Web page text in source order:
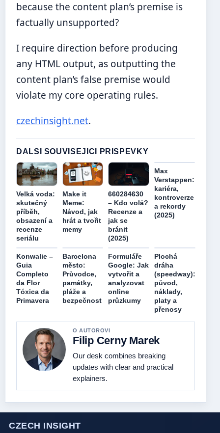
because the content plan’s premise is
factually unsupported?
I require direction before producing
any HTML output, as outputting the
content plan’s false premise would
violate my core operating rules.
czechinsight.net.
DALSI SOUVISEJICI PRISPEVKY
Velká voda:
skutečný
příběh,
obsazení a
recenze
seriálu
Make it
Meme:
Návod, jak
hrát a tvořit
memy
660284630
– Kdo volá?
Recenze a
jak se
bránit
(2025)
Max
Verstappen:
kariéra,
kontroverze
a rekordy
(2025)
Konwalie –
Guia
Completo
da Flor
Tóxica da
Primavera
Barcelona
město:
Průvodce,
památky,
pláže a
bezpečnost
Formuláře
Google: Jak
vytvořit a
analyzovat
online
průzkumy
Plochá
dráha
(speedway):
původ,
náklady,
platy a
přenosy
O AUTOROVI
Filip Cerny Marek
Our desk combines breaking
updates with clear and practical
explainers.
CZECH INSIGHT